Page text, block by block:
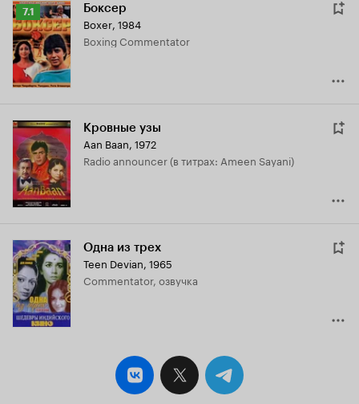
Рейтинг
Кинопоиска
7.1
7.1 Боксер
Boxer, 1984
Boxing Commentator
Кровные узы
Aan Baan, 1972
Radio announcer (в титрах: Ameen Sayani)
Одна из трех
Teen Devian, 1965
Commentator, озвучка